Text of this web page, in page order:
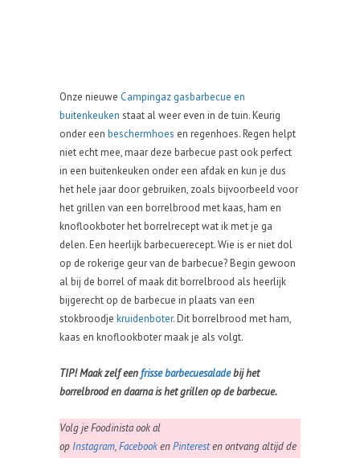
Onze nieuwe Campingaz gasbarbecue en
buitenkeuken staat al weer even in de tuin. Keurig
onder een beschermhoes en regenhoes. Regen helpt
niet echt mee, maar deze barbecue past ook perfect
in een buitenkeuken onder een afdak en kun je dus
het hele jaar door gebruiken, zoals bijvoorbeeld voor
het grillen van een borrelbrood met kaas, ham en
knoflookboter het borrelrecept wat ik met je ga
delen. Een heerlijk barbecuerecept. Wie is er niet dol
op de rokerige geur van de barbecue? Begin gewoon
al bij de borrel of maak dit borrelbrood als heerlijk
bijgerecht op de barbecue in plaats van een
stokbroodje kruidenboter. Dit borrelbrood met ham,
kaas en knoflookboter maak je als volgt.
TIP! Maak zelf een frisse barbecuesaladebij het
borrelbrood en daarna is het grillen op de barbecue.
Volg je Foodinista ook al
op Instagram,FacebookenPinteresten ontvang altijd de